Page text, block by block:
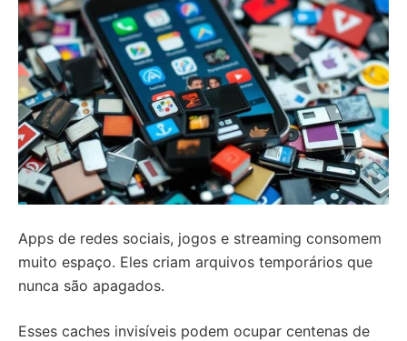
Apps de redes sociais, jogos e streaming consomem
muito espaço. Eles criam arquivos temporários que
nunca são apagados.
Esses caches invisíveis podem ocupar centenas de